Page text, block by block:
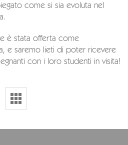
come si sia evoluta nel
è stata offerta come
e saremo lieti di poter ricevere
con i loro studenti in visita!